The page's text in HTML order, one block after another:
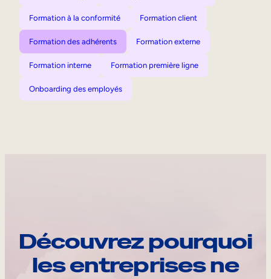
Formation à la conformité Formation client
Formation des adhérents Formation externe
Formation interne Formation première ligne
Onboarding des employés
Découvrez pourquoi
les entreprises ne